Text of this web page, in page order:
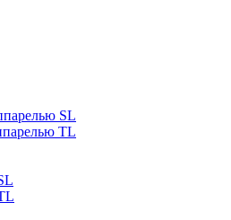
SL
TL